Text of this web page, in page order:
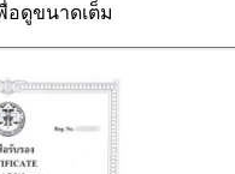
อดูขนาดเต็ม